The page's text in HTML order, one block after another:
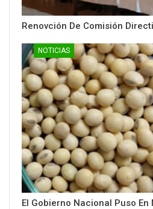
Renovción De Comisión
NOTICIAS
El Gobierno Nacional Puso En